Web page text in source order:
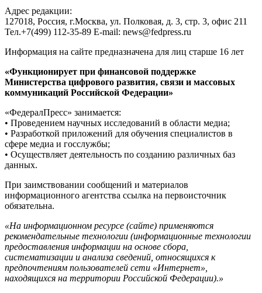
Адрес редакции:
127018, Россия, г.Москва, ул. Полковая, д. 3, стр. 3, офис 211
Тел.+7(499) 112-35-89 E-mail: news@fedpress.ru
Информация на сайте предназначена для лиц старше 16 лет
«Функционирует при финансовой поддержке
Министерства цифрового развития, связи и массовых
коммуникаций Российской Федерации»
«ФедералПресс» занимается:
• Проведением научных исследований в области медиа;
• Разработкой приложений для обучения специалистов в
сфере медиа и госслужбы;
• Осуществляет деятельность по созданию различных баз
данных.
При заимствовании сообщений и материалов
информационного агентства ссылка на первоисточник
обязательна.
«На информационном ресурсе (сайте) применяются
рекомендательные технологии (информационные технологии
предоставления информации на основе сбора,
систематизации и анализа сведений, относящихся к
предпочтениям пользователей сети «Интернет»,
находящихся на территории Российской Федерации).»